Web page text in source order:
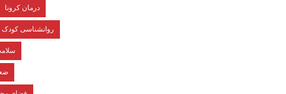
درمان کرونا
روانشناسی کودک